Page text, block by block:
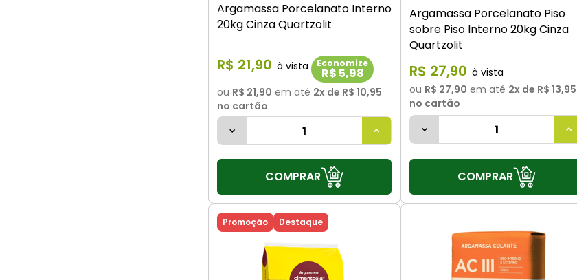
Argamassa Porcelanato Interno
20kg Cinza Quartzolit
R$ 21,90 Economize
R$ 5,98
ou R$ 21,90 em até 2x de R$ 10,95
no cartão
COMPRAR
Argamassa Porcelanato Piso
sobre Piso Interno 20kg Cinza
Quartzolit
R$ 27,90
ou R$ 27,90 em até 2x de R$ 13,95
no cartão
COMPRAR
Promoção Destaque